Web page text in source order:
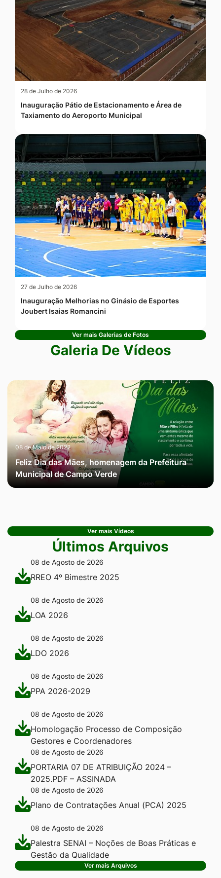
28 de Julho de 2026
Inauguração Pátio de Estacionamento e Área de
Taxiamento do Aeroporto Municipal
27 de Julho de 2026
Inauguração Melhorias no Ginásio de Esportes
Joubert Isaias Romancini
Ver mais Galerias de Fotos
Galeria De Vídeos
08 de Maio de 2022
Feliz Dia das Mães, homenagem da Prefeitura
Municipal de Campo Verde
Ver mais Vídeos
Últimos Arquivos
08 de Agosto de 2026
RREO 4º Bimestre 2025
08 de Agosto de 2026
LOA 2026
08 de Agosto de 2026
LDO 2026
08 de Agosto de 2026
PPA 2026-2029
08 de Agosto de 2026
Homologação Processo de Composição
Gestores e Coordenadores
08 de Agosto de 2026
PORTARIA 07 DE ATRIBUIÇÃO 2024 –
2025.PDF – ASSINADA
08 de Agosto de 2026
Plano de Contratações Anual (PCA) 2025
08 de Agosto de 2026
Palestra SENAI – Noções de Boas Práticas e
Gestão da Qualidade
Ver mais Arquivos